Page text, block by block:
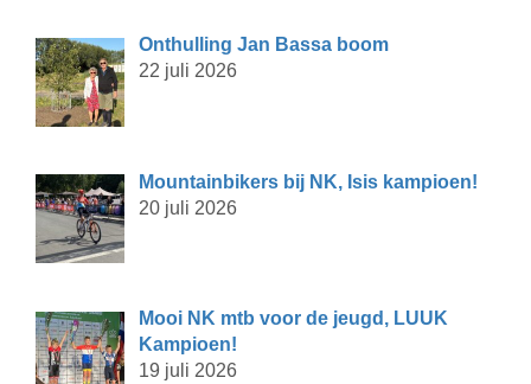
Onthulling Jan Bassa boom
22 juli 2026
Mountainbikers bij NK, Isis kampioen!
20 juli 2026
Mooi NK mtb voor de jeugd, LUUK
Kampioen!
19 juli 2026